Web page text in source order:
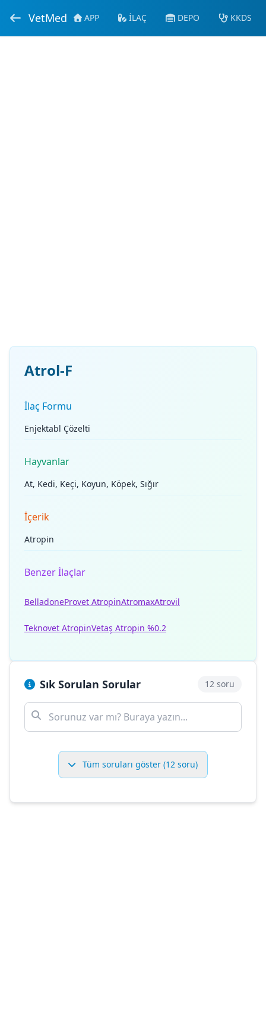
VetMed APP İLAÇ DEPO KKDS
Atrol-F
İlaç Formu
Enjektabl Çözelti
Hayvanlar
At, Kedi, Keçi, Koyun, Köpek, Sığır
İçerik
Atropin
Benzer İlaçlar
BelladoneProvet AtropinAtromaxAtrovil
Teknovet AtropinVetaş Atropin %0.2
Sık Sorulan Sorular 12 soru
Tüm soruları göster (12 soru)